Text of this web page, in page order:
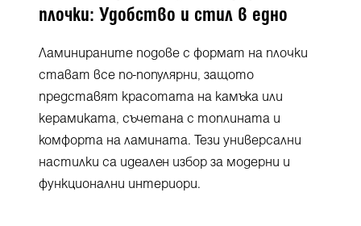
плочки: Удобство и стил в едно
Ламинираните подове с формат на плочки
стават все по-популярни, защото
представят красотата на камъка или
керамиката, съчетана с топлината и
комфорта на ламината. Тези универсални
настилки са идеален избор за модерни и
функционални интериори.